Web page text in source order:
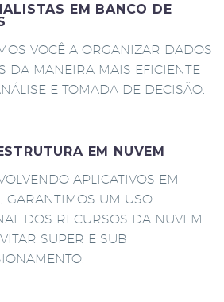
EM BANCO DE
VOCÊ A ORGANIZAR DADOS
DA MANEIRA MAIS EFICIENTE
E TOMADA DE DECISÃO.
EM NUVEM
APLICATIVOS EM
GARANTIMOS UM USO
DOS RECURSOS DA NUVEM
SUPER E SUB